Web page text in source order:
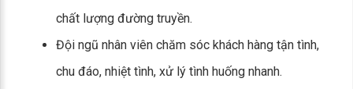
chất lượng đường truyền.
Đội ngũ nhân viên chăm sóc khách hàng tận tình,
chu đáo, nhiệt tình, xử lý tình huống nhanh.